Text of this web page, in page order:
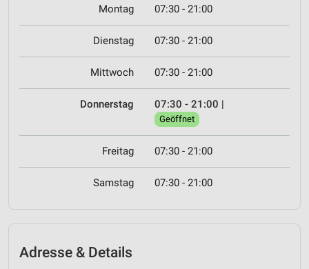
Montag 07:30 - 21:00
Dienstag 07:30 - 21:00
Mittwoch 07:30 - 21:00
Donnerstag 07:30 - 21:00 |
Geöffnet
Freitag 07:30 - 21:00
Samstag 07:30 - 21:00
Adresse & Details